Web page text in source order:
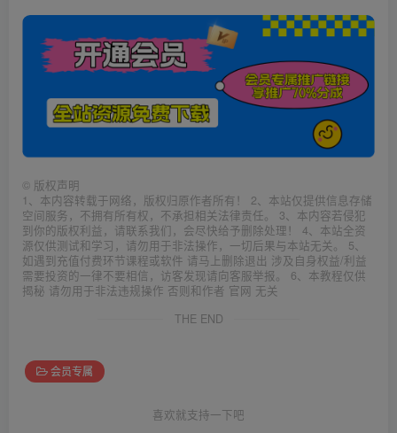
© 版权声明
1、本内容转载于网络，版权归原作者所有！ 2、本站仅提供信息存储
空间服务，不拥有所有权，不承担相关法律责任。 3、本内容若侵犯
到你的版权利益，请联系我们，会尽快给予删除处理！ 4、本站全资
源仅供测试和学习，请勿用于非法操作，一切后果与本站无关。 5、
如遇到充值付费环节课程或软件 请马上删除退出 涉及自身权益/利益
需要投资的一律不要相信，访客发现请向客服举报。 6、本教程仅供
揭秘 请勿用于非法违规操作 否则和作者 官网 无关
THE END
会员专属
喜欢就支持一下吧